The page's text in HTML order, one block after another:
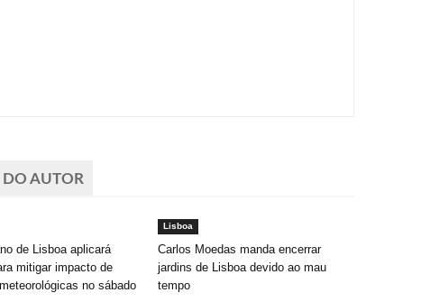
DO AUTOR
de Lisboa aplicará
mitigar impacto de
no sábado
Lisboa
Carlos Moedas manda encerrar
jardins de Lisboa devido ao mau
tempo